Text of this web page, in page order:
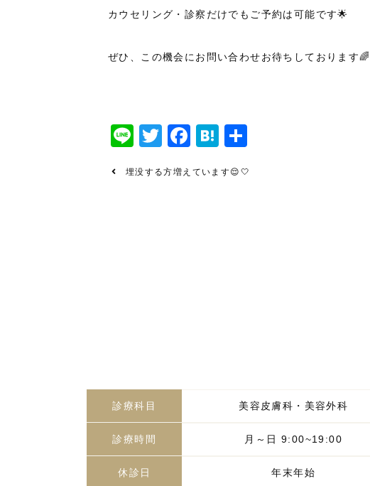
カウセリング・診察だけでもご予約は可能です🌟
ぜひ、この機会にお問い合わせお待ちしております🌈
LineTwitter
Facebook
Hatena
埋没する方増えています😌🤍
診療科目 美容皮膚科・美容外科
診療時間 月～日 9:00~19:00
休診日 年末年始